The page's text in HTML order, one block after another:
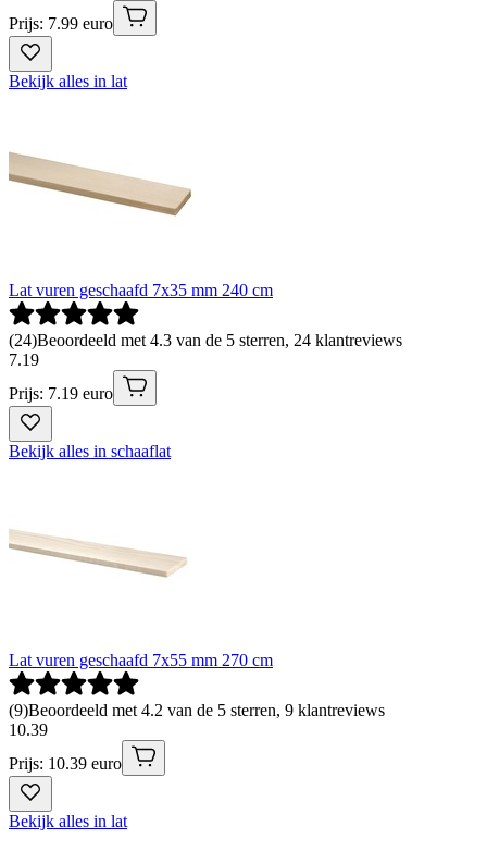
Prijs: 7.99 euro
Bekijk alles in lat
Lat vuren geschaafd 7x35 mm 240 cm
(24)Beoordeeld met 4.3 van de 5 sterren, 24 klantreviews
7.19
Prijs: 7.19 euro
Bekijk alles in schaaflat
Lat vuren geschaafd 7x55 mm 270 cm
(9)Beoordeeld met 4.2 van de 5 sterren, 9 klantreviews
10.39
Prijs: 10.39 euro
Bekijk alles in lat